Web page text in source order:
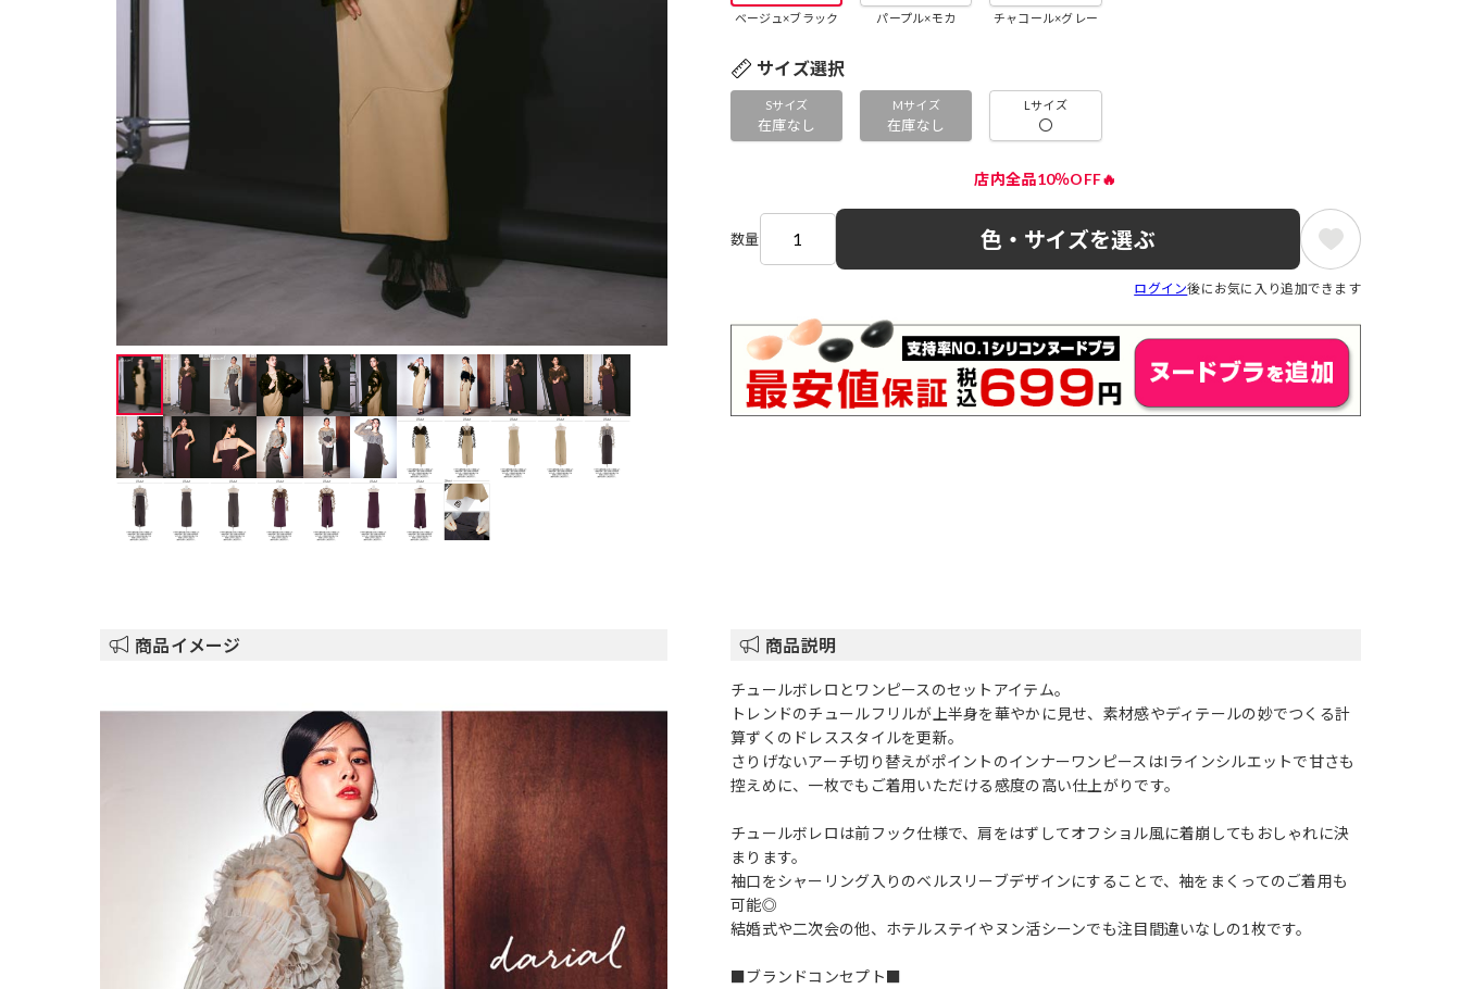
ベージュ×ブラック パープル×モカ チャコール×グレー
サイズ選択
Sサイズ
在庫なし
Mサイズ
在庫なし
Lサイズ
〇
店内全品10％OFF🔥
数量 色・サイズを選ぶ
ログイン後にお気に入り追加できます
商品イメージ 商品説明
チュールボレロとワンピースのセットアイテム。
トレンドのチュールフリルが上半身を華やかに見せ、素材感やディテールの妙でつくる計
算ずくのドレススタイルを更新。
さりげないアーチ切り替えがポイントのインナーワンピースはIラインシルエットで甘さも
控えめに、一枚でもご着用いただける感度の高い仕上がりです。
チュールボレロは前フック仕様で、肩をはずしてオフショル風に着崩してもおしゃれに決
まります。
袖口をシャーリング入りのベルスリーブデザインにすることで、袖をまくってのご着用も
可能◎
結婚式や二次会の他、ホテルステイやヌン活シーンでも注目間違いなしの1枚です。
■ブランドコンセプト■